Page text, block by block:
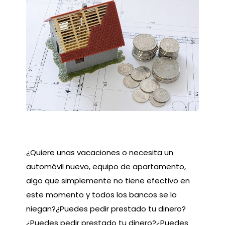
¿Quiere unas vacaciones o necesita un
automóvil nuevo, equipo de apartamento,
algo que simplemente no tiene efectivo en
este momento y todos los bancos se lo
niegan?¿Puedes pedir prestado tu dinero?
¿Puedes pedir prestado tu dinero?¿Puedes